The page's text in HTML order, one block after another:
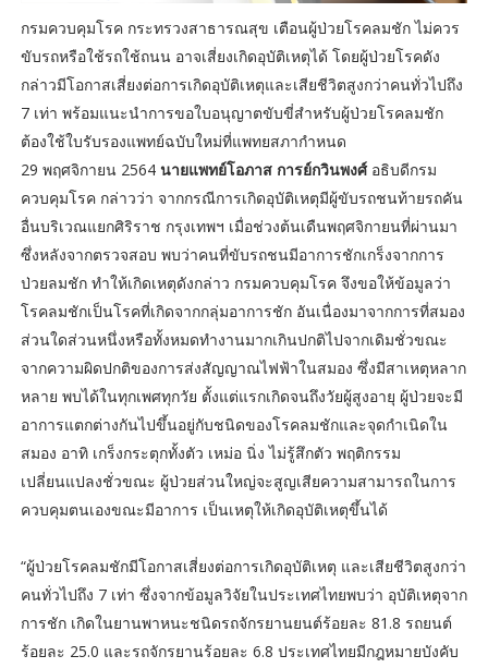
กรมควบคุมโรค กระทรวงสาธารณสุข เตือนผู้ป่วยโรคลมชัก ไม่ควร
ขับรถหรือใช้รถใช้ถนน อาจเสี่ยงเกิดอุบัติเหตุได้ โดยผู้ป่วยโรคดัง
กล่าวมีโอกาสเสี่ยงต่อการเกิดอุบัติเหตุและเสียชีวิตสูงกว่าคนทั่วไปถึง
7 เท่า พร้อมแนะนำการขอใบอนุญาตขับขี่สำหรับผู้ป่วยโรคลมชัก
ต้องใช้ใบรับรองแพทย์ฉบับใหม่ที่แพทยสภากำหนด
29 พฤศจิกายน 2564 นายแพทย์โอภาส การย์กวินพงศ์อธิบดีกรม
ควบคุมโรค กล่าวว่า จากกรณีการเกิดอุบัติเหตุมีผู้ขับรถชนท้ายรถคัน
อื่นบริเวณแยกศิริราช กรุงเทพฯ เมื่อช่วงต้นเดืนพฤศจิกายนที่ผ่านมา
ซึ่งหลังจากตรวจสอบ พบว่าคนที่ขับรถชนมีอาการชักเกร็งจากการ
ป่วยลมชัก ทำให้เกิดเหตุดังกล่าว กรมควบคุมโรค จึงขอให้ข้อมูลว่า
โรคลมชักเป็นโรคที่เกิดจากกลุ่มอาการชัก อันเนื่องมาจากการที่สมอง
ส่วนใดส่วนหนึ่งหรือทั้งหมดทำงานมากเกินปกติไปจากเดิมชั่วขณะ
จากความผิดปกติของการส่งสัญญาณไฟฟ้าในสมอง ซึ่งมีสาเหตุหลาก
หลาย พบได้ในทุกเพศทุกวัย ตั้งแต่แรกเกิดจนถึงวัยผู้สูงอายุ ผู้ป่วยจะมี
อาการแตกต่างกันไปขึ้นอยู่กับชนิดของโรคลมชักและจุดกำเนิดใน
สมอง อาทิ เกร็งกระตุกทั้งตัว เหม่อ นิ่ง ไม่รู้สึกตัว พฤติกรรม
เปลี่ยนแปลงชั่วขณะ ผู้ป่วยส่วนใหญ่จะสูญเสียความสามารถในการ
ควบคุมตนเองขณะมีอาการ เป็นเหตุให้เกิดอุบัติเหตุขึ้นได้
“ผู้ป่วยโรคลมชักมีโอกาสเสี่ยงต่อการเกิดอุบัติเหตุ และเสียชีวิตสูงกว่า
คนทั่วไปถึง 7 เท่า ซึ่งจากข้อมูลวิจัยในประเทศไทยพบว่า อุบัติเหตุจาก
การชัก เกิดในยานพาหนะชนิดรถจักรยานยนต์ร้อยละ 81.8 รถยนต์
ร้อยละ 25.0 และรถจักรยานร้อยละ 6.8 ประเทศไทยมีกฎหมายบังคับ